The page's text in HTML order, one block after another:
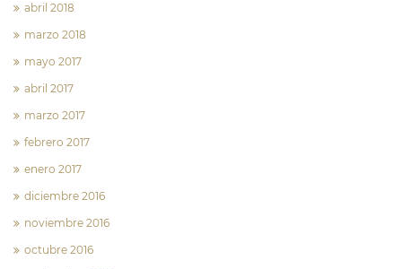
abril 2018
marzo 2018
mayo 2017
abril 2017
marzo 2017
febrero 2017
enero 2017
diciembre 2016
noviembre 2016
octubre 2016